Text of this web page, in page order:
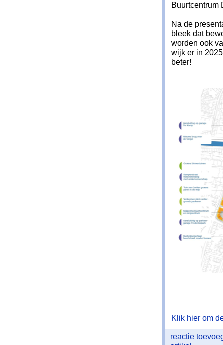
Buurtcentrum
Na de
bleek dat
worden ook
wijk er in
beter!
Klik hier om
reactie